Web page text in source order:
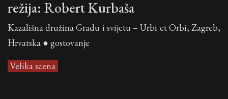
režija: Robert Kurbaša
Kazališna družina Gradu i svijetu – Urbi et Orbi, Zagreb,
Hrvatska ● gostovanje
Velika scena